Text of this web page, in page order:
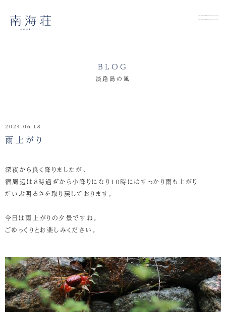
BLOG
淡路島の風
2024.06.18
雨上がり
深夜から良く降りましたが、
宿周辺は８時過ぎから小降りになり１０時にはすっかり雨も上がり
だいぶ明るさを取り戻しております。
今日は雨上がりの夕景ですね。
ごゆっくりとお楽しみください。